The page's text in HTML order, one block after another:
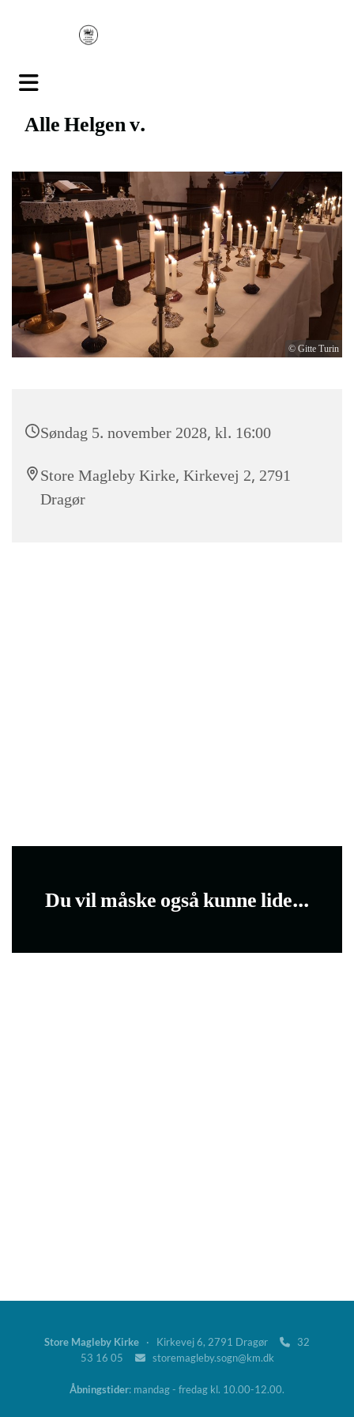
Alle Helgen v.
© Gitte Turin
Søndag 5. november 2028, kl. 16:00
Store Magleby Kirke, Kirkevej 2, 2791
Dragør
Du vil måske også kunne lide...
Store Magleby Kirke · Kirkevej 6, 2791 Dragør 
32
53 16 05
storemagleby.sogn@km.dk
Åbningstider: mandag - fredag kl. 10.00-12.00.